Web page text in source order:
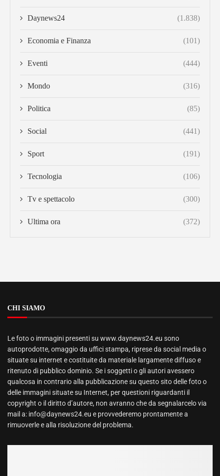
Daynews24 (1.838)
Economia e Finanza (101)
Eventi (444)
Mondo (316)
Politica (85)
Social (441)
Sport (191)
Tecnologia (106)
Tv e spettacolo (300)
Ultima ora (372)
CHI SIAMO
Le foto o immagini presenti su www.daynews24.eu sono
autoprodotte, omaggio da uffici stampa, riprese da social media o
situate su internet e costituite da materiale largamente diffuso e
ritenuto di pubblico dominio. Se i soggetti o gli autori avessero
qualcosa in contrario alla pubblicazione su questo sito delle foto o
delle immagini situate su Internet, per questioni riguardanti il
copyright o il diritto d’autore, non avranno che da segnalarcelo via
mail a: info@daynews24.eu e provvederemo prontamente a
rimuoverle e alla risoluzione del problema.